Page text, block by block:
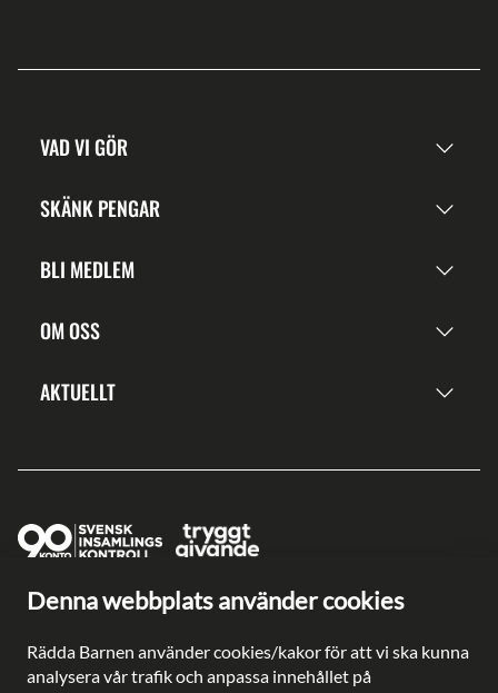
Denna webbplats använder cookies
Rädda Barnen använder cookies/kakor för att vi ska kunna
analysera vår trafik och anpassa innehållet på
VAD VI GÖR
SKÄNK PENGAR
BLI MEDLEM
OM OSS
AKTUELLT
Ge en gåva direkt
Plusgiro: 90 2003-3
Bankgiro: 902-0033